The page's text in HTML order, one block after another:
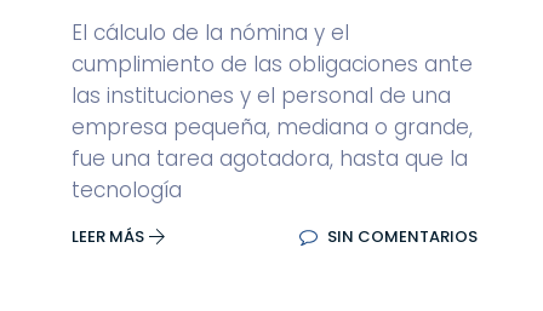
El cálculo de la nómina y el
cumplimiento de las obligaciones ante
las instituciones y el personal de una
empresa pequeña, mediana o grande,
fue una tarea agotadora, hasta que la
tecnología
LEER MÁS SIN COMENTARIOS